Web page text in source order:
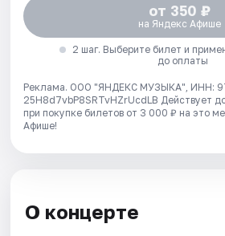
от 350 ₽
на Яндекс Афише
2 шаг. Выберите билет и
до оплаты
Реклама. ООО "ЯНДЕКС МУЗЫКА", ИНН:
25H8d7vbP8SRTvHZrUcdLB Действует
при покупке билетов от 3 000 ₽ на это
Афише!
О концерте